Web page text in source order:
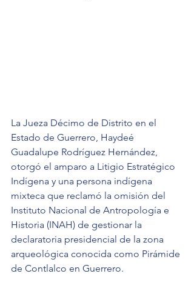
La Jueza Décimo de Distrito en el
Estado de Guerrero, Haydeé
Guadalupe Rodríguez Hernández,
otorgó el amparo a Litigio Estratégico
Indígena y una persona indígena
mixteca que reclamó la omisión del
Instituto Nacional de Antropología e
Historia (INAH) de gestionar la
declaratoria presidencial de la zona
arqueológica conocida como Pirámide
de Contlalco en Guerrero.